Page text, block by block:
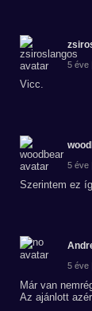
5 éve
Vicc.
5 éve
Szerintem ez
5 éve
Már van
Az ajánlott